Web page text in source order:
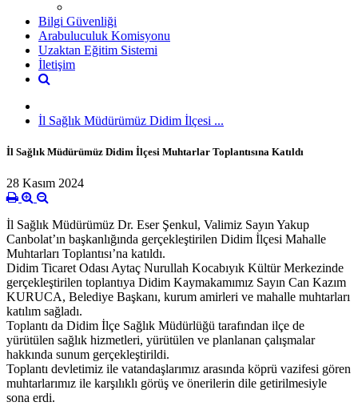
Bilgi Güvenliği
Arabuluculuk Komisyonu
Uzaktan Eğitim Sistemi
İletişim
İl Sağlık Müdürümüz Didim İlçesi ...
İl Sağlık Müdürümüz Didim İlçesi Muhtarlar Toplantısına Katıldı
28 Kasım 2024
İl Sağlık Müdürümüz Dr. Eser Şenkul, Valimiz Sayın Yakup
Canbolat’ın başkanlığında gerçekleştirilen Didim İlçesi Mahalle
Muhtarları Toplantısı’na katıldı.
Didim Ticaret Odası Aytaç Nurullah Kocabıyık Kültür Merkezinde
gerçekleştirilen toplantıya Didim Kaymakamımız Sayın Can Kazım
KURUCA, Belediye Başkanı, kurum amirleri ve mahalle muhtarları
katılım sağladı.
Toplantı da Didim İlçe Sağlık Müdürlüğü tarafından ilçe de
yürütülen sağlık hizmetleri, yürütülen ve planlanan çalışmalar
hakkında sunum gerçekleştirildi.
Toplantı devletimiz ile vatandaşlarımız arasında köprü vazifesi gören
muhtarlarımız ile karşılıklı görüş ve önerilerin dile getirilmesiyle
sona erdi.